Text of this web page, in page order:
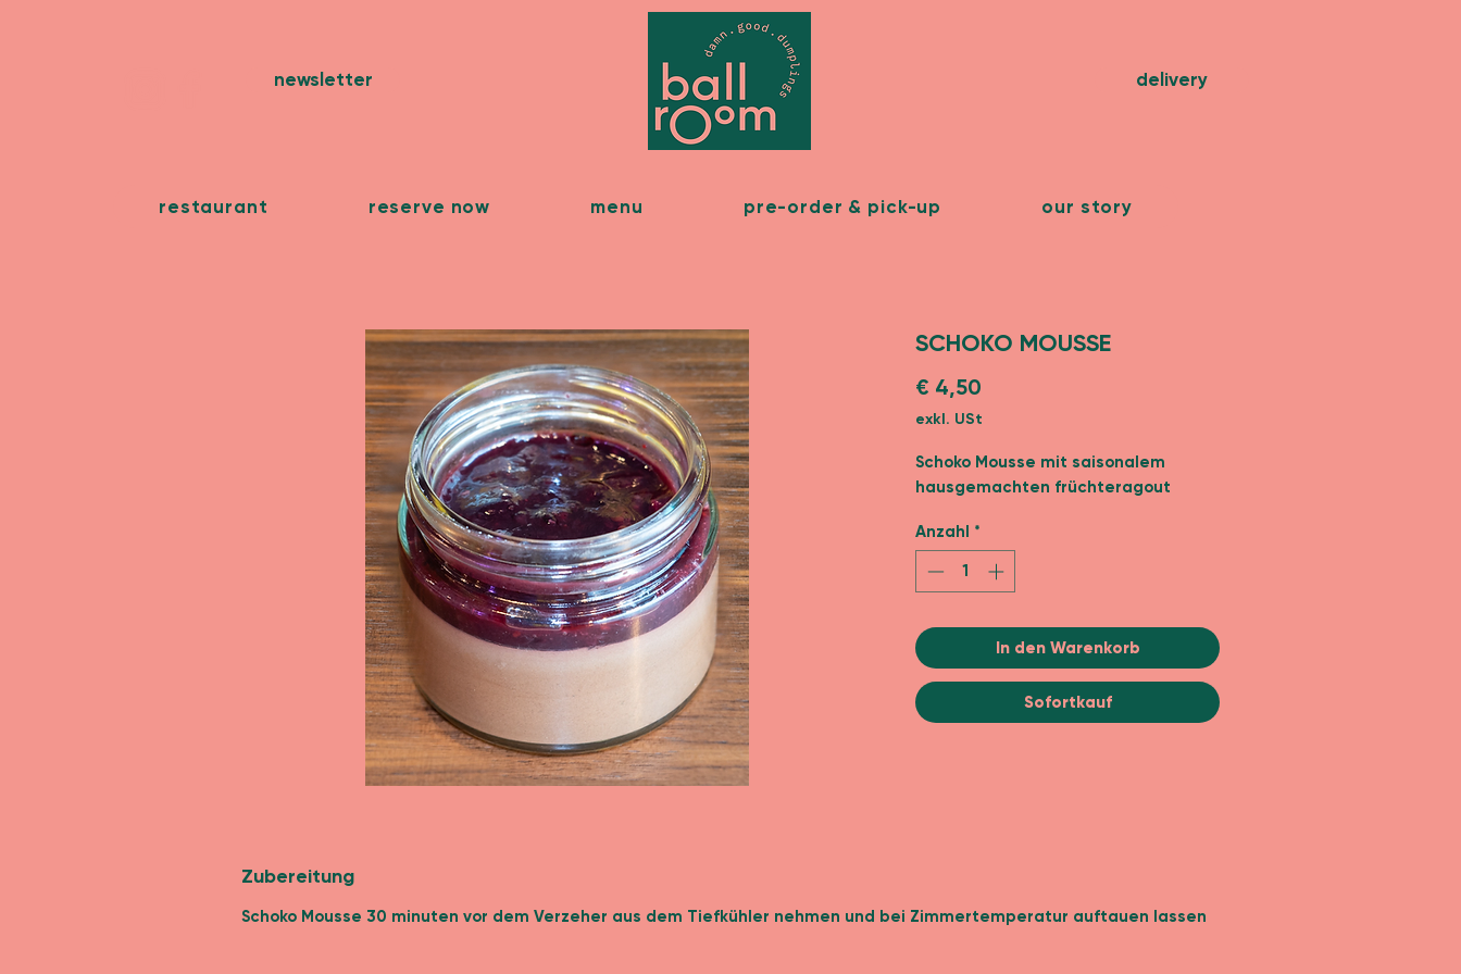
newsletter delivery
restaurant reserve now menu pre-order & pick-up our story
SCHOKO MOUSSE
€ 4,50
exkl. USt
Schoko Mousse mit saisonalem
hausgemachten früchteragout
Anzahl *
In den Warenkorb
Sofortkauf
Zubereitung
Schoko Mousse 30 minuten vor dem Verzeher aus dem Tiefkühler nehmen und bei Zimmertemperatur auftauen lassen